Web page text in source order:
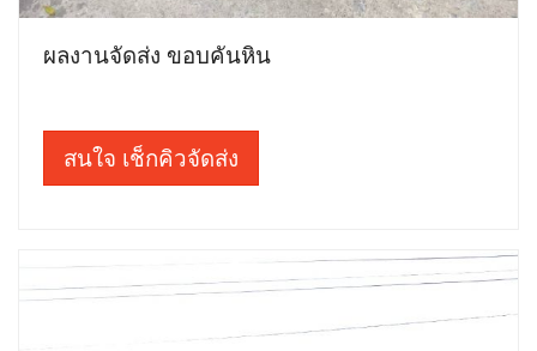
ผลงานจัดส่ง ขอบคันหิน
สนใจ เช็กคิวจัดส่ง